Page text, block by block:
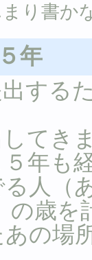
り書か
年
する
てき
年も
る人（
歳を
の場